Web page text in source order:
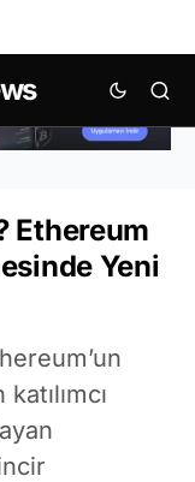
Ethereum
Yeni